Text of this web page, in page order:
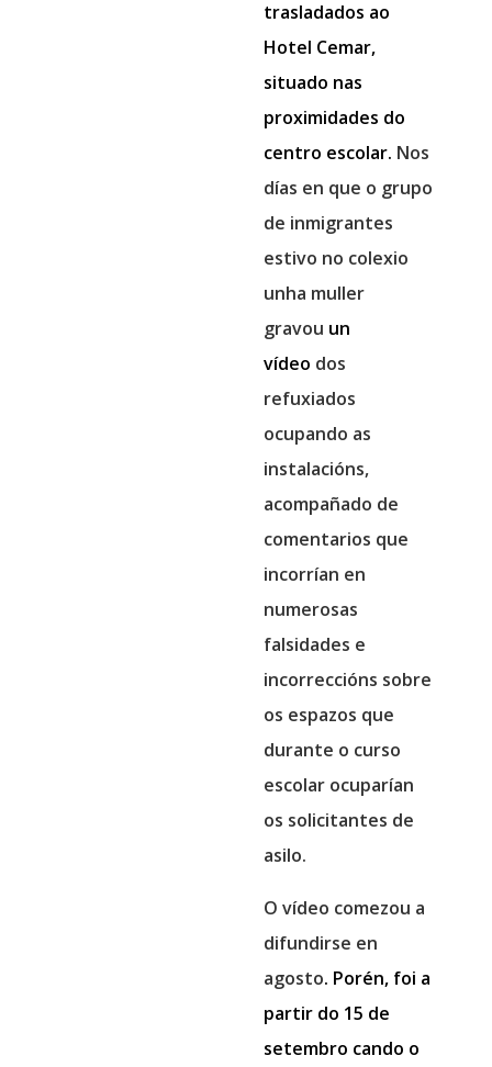
trasladados ao
Hotel Cemar,
situado nas
proximidades do
centro escolar. Nos
días en que o grupo
de inmigrantes
estivo no colexio
unha muller
gravou un
vídeo dos
refuxiados
ocupando as
instalacións,
acompañado de
comentarios que
incorrían en
numerosas
falsidades e
incorreccións sobre
os espazos que
durante o curso
escolar ocuparían
os solicitantes de
asilo.
O vídeo comezou a
difundirse en
agosto. Porén, foi a
partir do 15 de
setembro cando o